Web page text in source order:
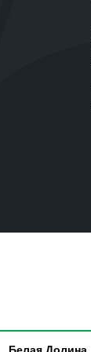
Белая Долина